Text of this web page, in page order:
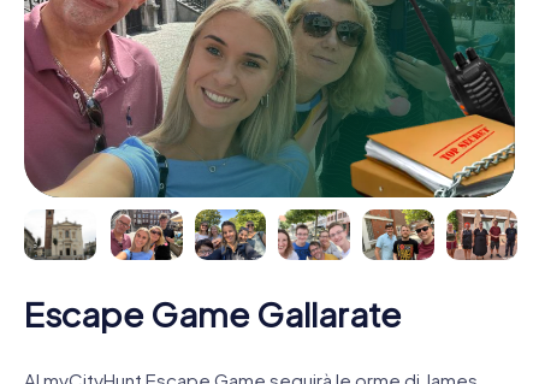
Escape Game Gallarate
Al myCityHunt Escape Game seguirà le orme di James